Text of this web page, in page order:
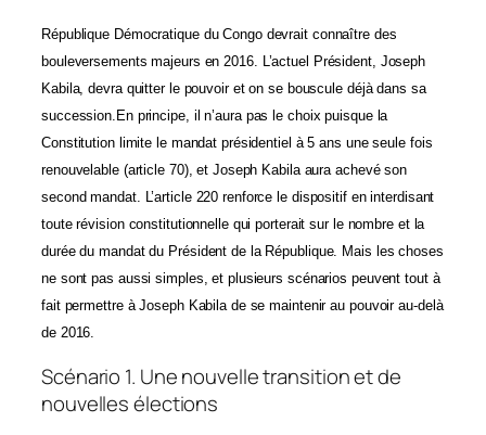
République Démocratique du Congo devrait connaître des
bouleversements majeurs en 2016. L’actuel Président, Joseph
Kabila, devra quitter le pouvoir et on se bouscule déjà dans sa
succession. En principe, il n’aura pas le choix puisque la
Constitution limite le mandat présidentiel à 5 ans une seule fois
renouvelable (article 70), et Joseph Kabila aura achevé son
second mandat. L’article 220 renforce le dispositif en interdisant
toute révision constitutionnelle qui porterait sur le nombre et la
durée du mandat du Président de la République. Mais les choses
ne sont pas aussi simples, et plusieurs scénarios peuvent tout à
fait permettre à Joseph Kabila de se maintenir au pouvoir au-delà
de 2016.
Scénario 1. Une nouvelle transition et de
nouvelles élections